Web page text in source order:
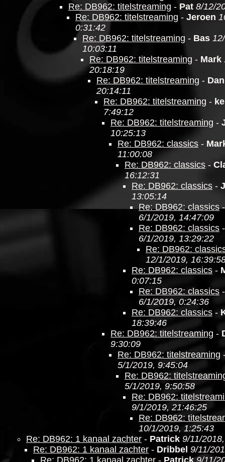
Re: DB962: titelstreaming - Pat 8/12/
Re: DB962: titelstreaming - Jeroen
0:31:42
Re: DB962: titelstreaming - Bas
10:03:11
Re: DB962: titelstreaming - Mark
20:18:19
Re: DB962: titelstreaming -
20:14:11
Re: DB962: titelstreaming -
7:49:12
Re: DB962: titelstreaming -
10:25:13
Re: DB962: classics -
11:00:08
Re: DB962: classics -
16:12:31
Re: DB962: classics -
13:05:14
Re: DB962: classics
6/1/2019, 14:47:09
Re: DB962: classics
6/1/2019, 13:29:22
Re: DB962:
12/1/2019,
Re: DB962: classics -
0:07:15
Re: DB962: classics
6/1/2019, 0:24:36
Re: DB962: classics -
18:39:46
Re: DB962: titelstreaming -
9:30:09
Re: DB962: titelstreaming
5/1/2019, 9:45:04
Re: DB962:
5/1/2019, 9:50:58
Re: DB962:
9/1/2019, 21:46:25
Re: DB962:
10/1/2019, 1:25:43
Re: DB962: 1 kanaal zachter - Patrick 9/11/
Re: DB962: 1 kanaal zachter - Dribbel 9/11/
Re: DB962: 1 kanaal zachter - Patrick 9/11/